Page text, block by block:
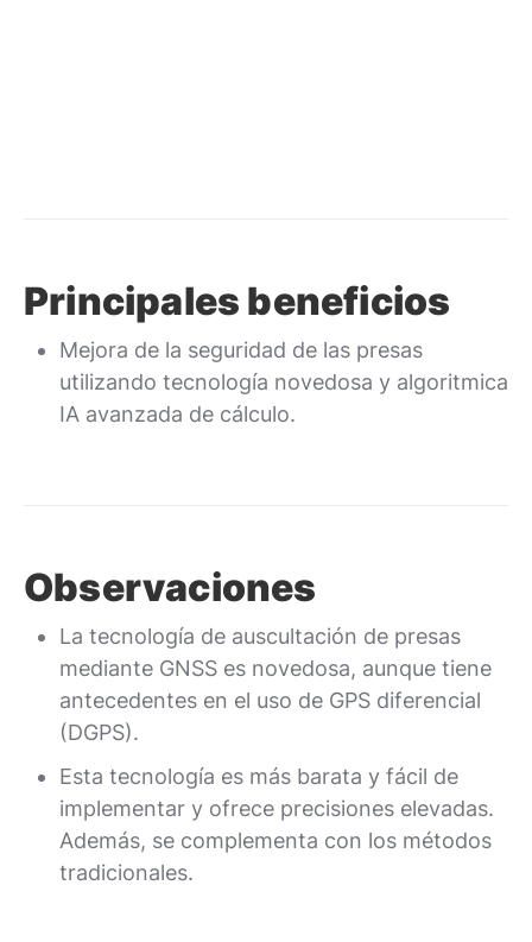
Principales beneficios
Mejora de la seguridad de las presas
utilizando tecnología novedosa y algoritmica
IA avanzada de cálculo.
Observaciones
La tecnología de auscultación de presas
mediante GNSS es novedosa, aunque tiene
antecedentes en el uso de GPS diferencial
(DGPS).
Esta tecnología es más barata y fácil de
implementar y ofrece precisiones elevadas.
Además, se complementa con los métodos
tradicionales.